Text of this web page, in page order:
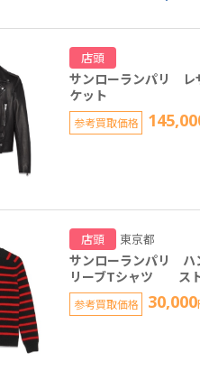
店頭
サンローランパリ レ
ケット
参考買取価格
店頭 東京都
サンローランパリ ハ
リーブTシャツ ス
参考買取価格 30,000